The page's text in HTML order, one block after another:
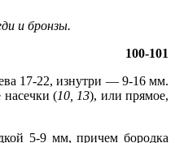
и бронзы.
100-101
17-22, изнутри — 9-16 мм.
насечки (10, 13), или прямое,
5-9 мм, причем бородка